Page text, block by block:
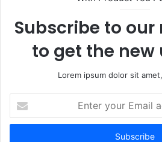
e
Subscribe to
to get the new
Lorem ipsum dolor sit
t